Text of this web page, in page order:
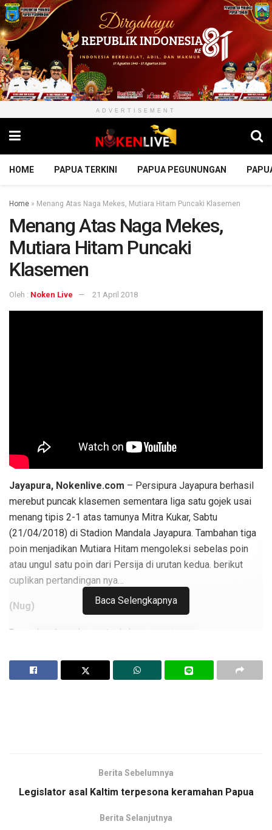
ADVERTISEMENT
HOME PAPUA TERKINI PAPUA PEGUNUNGAN
Home » Menang Atas Naga Mekes, Mutiara Hitam Puncaki Klasemen
Menang Atas Naga Mekes,
Mutiara Hitam Puncaki
Klasemen
Oleh : Noken Live 21 April 2018
Jayapura, Nokenlive.com – Persipura Jayapura berhasil
merebut puncak klasemen sementara liga satu gojek usai
menang tipis 2-1 atas tamunya Mitra Kukar, Sabtu
(21/04/2018) di Stadion Mandala Jayapura. Tambahan tiga
poin menjadikan Mutiara Hitam mengoleksi sebelas poin
atau ungul satu poin dari Persija di urutan kedua. berikut
cuplikan pertandingan nya…
(Nug) Baca Selengkapnya
Tags: liga 1 gojek mitra kukar persipura
Berita Sebelumnya
Legislator asal Kaltim terpesona keramahan Papua
Berita Selanjutnya